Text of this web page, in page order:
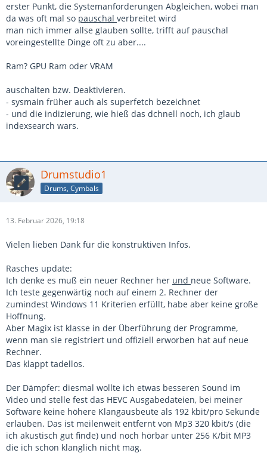
erster Punkt, die Systemanforderungen Abgleichen, wobei man
da was oft mal so pauschal verbreitet wird
man nich immer allse glauben sollte, trifft auf pauschal
voreingestellte Dinge oft zu aber....
Ram? GPU Ram oder VRAM
auschalten bzw. Deaktivieren.
- sysmain früher auch als superfetch bezeichnet
- und die indizierung, wie hieß das dchnell noch, ich glaub
indexsearch wars.
Drumstudio1
Drums, Cymbals
13. Februar 2026, 19:18
Vielen lieben Dank für die konstruktiven Infos.
Rasches update:
Ich denke es muß ein neuer Rechner her und neue Software.
Ich teste gegenwärtig noch auf einem 2. Rechner der
zumindest Windows 11 Kriterien erfüllt, habe aber keine große
Hoffnung.
Aber Magix ist klasse in der Überführung der Programme,
wenn man sie registriert und offiziell erworben hat auf neue
Rechner.
Das klappt tadellos.
Der Dämpfer: diesmal wollte ich etwas besseren Sound im
Video und stelle fest das HEVC Ausgabedateien, bei meiner
Software keine höhere Klangausbeute als 192 kbit/pro Sekunde
erlauben. Das ist meilenweit entfernt von Mp3 320 kbit/s (die
ich akustisch gut finde) und noch hörbar unter 256 K/bit MP3
die ich schon klanglich nicht mag.